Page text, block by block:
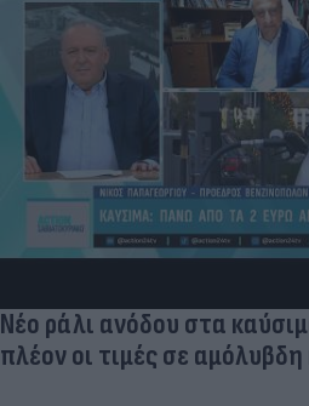
Δέκα εκατομμύρια
Ντιλέτα Λεότα με μαγιό